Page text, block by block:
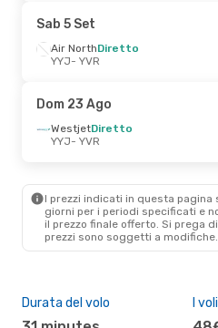
Sab 5 Set
Air NorthDiretto
YYJ- YVR
Dom 23 Ago
WestjetDiretto
YYJ- YVR
I prezzi indicati in questa
giorni per i periodi specificati e
il ​​prezzo finale offerto. Si prega
prezzi sono soggetti a modifiche.
Durata del volo I